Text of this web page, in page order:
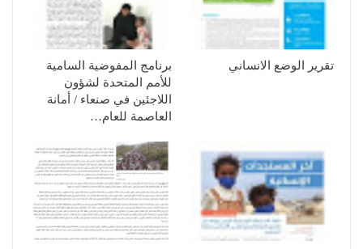
تقرير الوضع الانساني
برنامج المفوضية السامية
للأمم المتحدة لشؤون
اللاجئين في صنعاء / أمانة
العاصمة للعام…